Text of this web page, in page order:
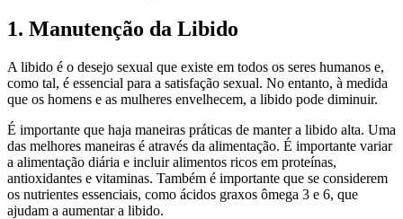
1. Manutenção da Libido
A libido é o desejo sexual que existe em todos os seres humanos e,
como tal, é essencial para a satisfação sexual. No entanto, à medida
que os homens e as mulheres envelhecem, a libido pode diminuir.
É importante que haja maneiras práticas de manter a libido alta. Uma
das melhores maneiras é através da alimentação. É importante variar
a alimentação diária e incluir alimentos ricos em proteínas,
antioxidantes e vitaminas. Também é importante que se considerem
os nutrientes essenciais, como ácidos graxos ômega 3 e 6, que
ajudam a aumentar a libido.